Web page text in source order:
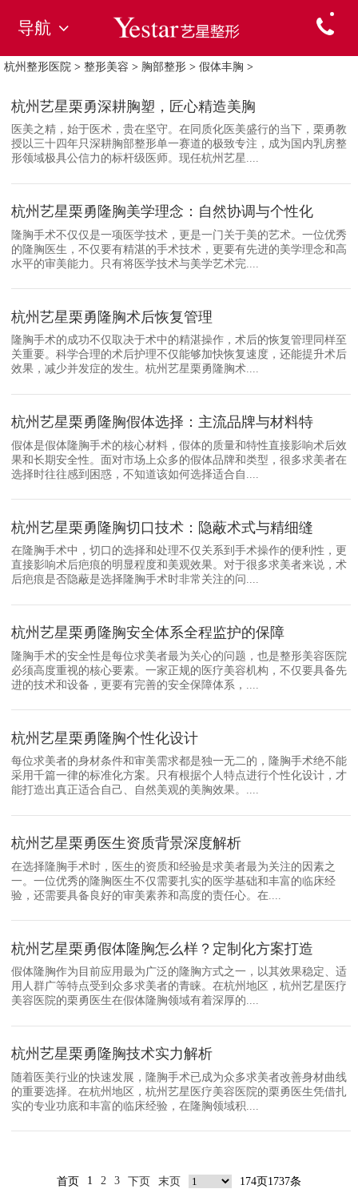
导航
杭州整形医院 > 整形美容 > 胸部整形 > 假体丰胸 >
杭州艺星栗勇深耕胸塑，匠心精造美胸
医美之精，始于医术，贵在坚守。在同质化医美盛行的当下，栗勇教
授以三十四年只深耕胸部整形单一赛道的极致专注，成为国内乳房整
形领域极具公信力的标杆级医师。现任杭州艺星....
杭州艺星栗勇隆胸美学理念：自然协调与个性化
隆胸手术不仅仅是一项医学技术，更是一门关于美的艺术。一位优秀
的隆胸医生，不仅要有精湛的手术技术，更要有先进的美学理念和高
水平的审美能力。只有将医学技术与美学艺术完....
杭州艺星栗勇隆胸术后恢复管理
隆胸手术的成功不仅取决于术中的精湛操作，术后的恢复管理同样至
关重要。科学合理的术后护理不仅能够加快恢复速度，还能提升术后
效果，减少并发症的发生。杭州艺星栗勇隆胸术....
杭州艺星栗勇隆胸假体选择：主流品牌与材料特
假体是假体隆胸手术的核心材料，假体的质量和特性直接影响术后效
果和长期安全性。面对市场上众多的假体品牌和类型，很多求美者在
选择时往往感到困惑，不知道该如何选择适合自....
杭州艺星栗勇隆胸切口技术：隐蔽术式与精细缝
在隆胸手术中，切口的选择和处理不仅关系到手术操作的便利性，更
直接影响术后疤痕的明显程度和美观效果。对于很多求美者来说，术
后疤痕是否隐蔽是选择隆胸手术时非常关注的问....
杭州艺星栗勇隆胸安全体系全程监护的保障
隆胸手术的安全性是每位求美者最为关心的问题，也是整形美容医院
必须高度重视的核心要素。一家正规的医疗美容机构，不仅要具备先
进的技术和设备，更要有完善的安全保障体系，....
杭州艺星栗勇隆胸个性化设计
每位求美者的身材条件和审美需求都是独一无二的，隆胸手术绝不能
采用千篇一律的标准化方案。只有根据个人特点进行个性化设计，才
能打造出真正适合自己、自然美观的美胸效果。....
杭州艺星栗勇医生资质背景深度解析
在选择隆胸手术时，医生的资质和经验是求美者最为关注的因素之
一。一位优秀的隆胸医生不仅需要扎实的医学基础和丰富的临床经
验，还需要具备良好的审美素养和高度的责任心。在....
杭州艺星栗勇假体隆胸怎么样？定制化方案打造
假体隆胸作为目前应用最为广泛的隆胸方式之一，以其效果稳定、适
用人群广等特点受到众多求美者的青睐。在杭州地区，杭州艺星医疗
美容医院的栗勇医生在假体隆胸领域有着深厚的....
杭州艺星栗勇隆胸技术实力解析
随着医美行业的快速发展，隆胸手术已成为众多求美者改善身材曲线
的重要选择。在杭州地区，杭州艺星医疗美容医院的栗勇医生凭借扎
实的专业功底和丰富的临床经验，在隆胸领域积....
首页 1 2 3 下页 末页 174页1737条